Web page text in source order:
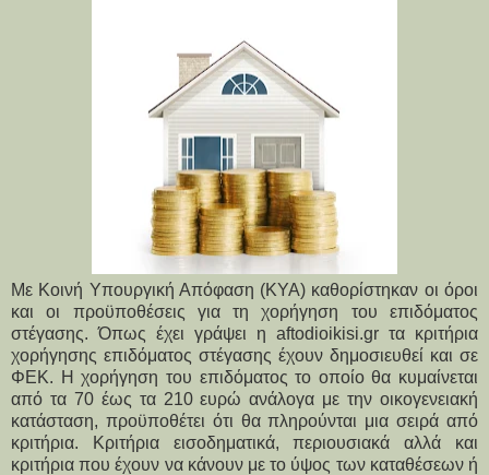
Με Κοινή Υπουργική Απόφαση (ΚΥΑ) καθορίστηκαν οι όροι
και οι προϋποθέσεις για τη χορήγηση του επιδόματος
στέγασης. Όπως έχει γράψει η aftodioikisi.gr τα κριτήρια
χορήγησης επιδόματος στέγασης έχουν δημοσιευθεί και σε
ΦΕΚ. Η χορήγηση του επιδόματος το οποίο θα κυμαίνεται
από τα 70 έως τα 210 ευρώ ανάλογα με την οικογενειακή
κατάσταση, προϋποθέτει ότι θα πληρούνται μια σειρά από
κριτήρια. Κριτήρια εισοδηματικά, περιουσιακά αλλά και
κριτήρια που έχουν να κάνουν με το ύψος των καταθέσεων ή